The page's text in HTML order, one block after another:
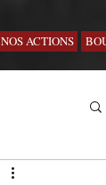
NOS ACTIONS